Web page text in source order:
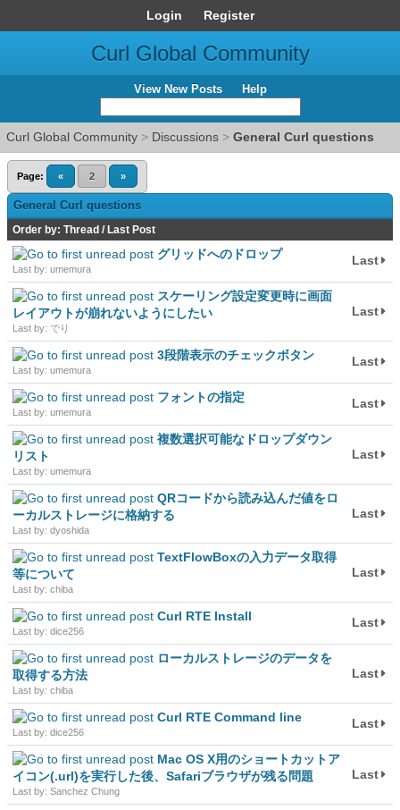
Login Register
Curl Global Community
View New Posts Help
Curl Global Community > Discussions > General Curl questions
Page: « 2 »
General Curl questions
Order by: Thread / Last Post
グリッドへのドロップ
Last by: umemura
Last
スケーリング設定変更時に画面
レイアウトが崩れないようにしたい
Last by: でり
Last
3段階表示のチェックボタン
Last by: umemura
Last
フォントの指定
Last by: umemura
Last
複数選択可能なドロップダウン
リスト
Last by: umemura
Last
QRコードから読み込んだ値をロ
ーカルストレージに格納する
Last by: dyoshida
Last
TextFlowBoxの入力データ取得
等について
Last by: chiba
Last
Curl RTE Install
Last by: dice256
Last
ローカルストレージのデータを
取得する方法
Last by: chiba
Last
Curl RTE Command line
Last by: dice256
Last
Mac OS X用のショートカットア
イコン(.url)を実行した後、Safariブラウザが残る問題
Last by: Sanchez Chung
Last